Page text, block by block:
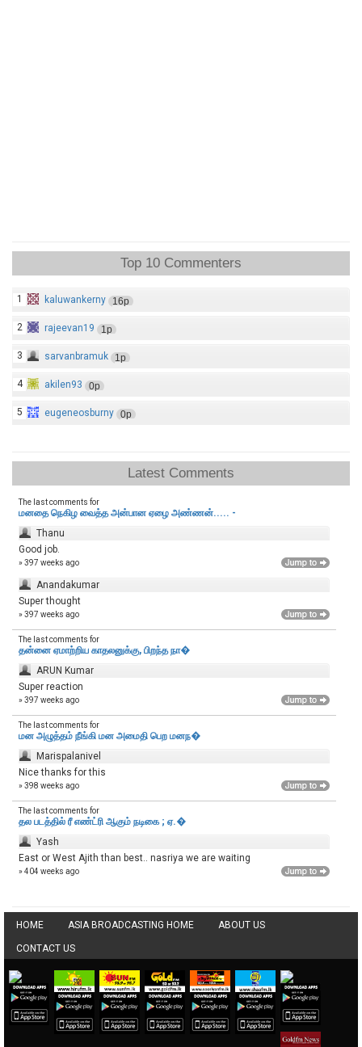
Top 10 Commenters
1 kaluwankerny 16p
2 rajeevan19 1p
3 sarvanbramuk 1p
4 akilen93 0p
5 eugeneosburny 0p
Latest Comments
The last comments for
மனதை நெகிழ வைத்த அன்பான ஏழை அண்ணன்..... -
Thanu
Good job.
» 397 weeks ago
Anandakumar
Super thought
» 397 weeks ago
The last comments for
தன்னை ஏமாற்றிய காதலனுக்கு, பிறந்த நா�
ARUN Kumar
Super reaction
» 397 weeks ago
The last comments for
மன அழுத்தம் நீங்கி மன அமைதி பெற‌ மனந�
Marispalanivel
Nice thanks for this
» 398 weeks ago
The last comments for
தல படத்தில் ரீ எண்ட்ரி ஆகும் நடிகை ; ஏ.�
Yash
East or West Ajith than best.. nasriya we are waiting
» 404 weeks ago
HOME ASIA BROADCASTING HOME ABOUT US
CONTACT US